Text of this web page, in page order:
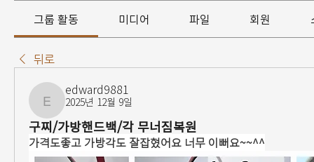
그룹 활동 미디어 파일 회원
뒤로
edward9881
edward9881
2025년 12월 9일
구찌/가방핸드백/각 무너짐복원
가격도좋고 가방각도 잘잡혔어요 너무 이뻐요~~^^